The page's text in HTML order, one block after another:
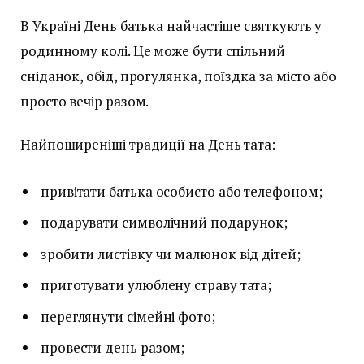
В Україні День батька найчастіше святкують у
родинному колі. Це може бути спільний
сніданок, обід, прогулянка, поїздка за місто або
просто вечір разом.
Найпоширеніші традиції на День тата:
привітати батька особисто або телефоном;
подарувати символічний подарунок;
зробити листівку чи малюнок від дітей;
приготувати улюблену страву тата;
переглянути сімейні фото;
провести день разом;